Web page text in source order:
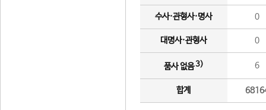
수사·관형사·명사 0
대명사·관형사 0
품사 없음3) 6
합계